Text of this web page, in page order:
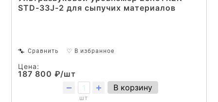
STD-33J-2 для сыпучих материалов
Сравнить ♡ В избранное
Цена:
187 800 ₽/шт
шт
В корзину